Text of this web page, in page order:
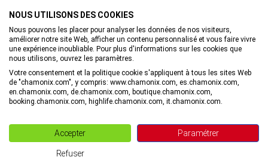
NOUS UTILISONS DES COOKIES
Nous pouvons les placer pour analyser les données de nos visiteurs,
améliorer notre site Web, afficher un contenu personnalisé et vous faire vivre
une expérience inoubliable. Pour plus d'informations sur les cookies que
nous utilisons, ouvrez les paramètres.
Votre consentement et la politique cookie s'appliquent à tous les sites Web
de "chamonix.com", y compris: www.chamonix.com, es.chamonix.com,
en.chamonix.com, de.chamonix.com, boutique.chamonix.com,
booking.chamonix.com, highlife.chamonix.com, it.chamonix.com.
Accepter Paramétrer
Refuser